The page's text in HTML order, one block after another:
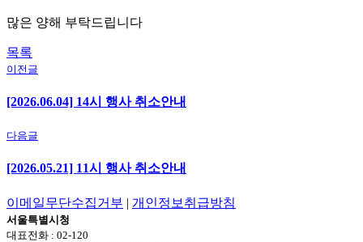
많은 양해 부탁드립니다
목록
이전글
[2026.06.04] 14시 행사 취소안내
다음글
[2026.05.21] 11시 행사 취소안내
이메일무단수집거부 | 개인정보취급방침
서울특별시청
대표전화 : 02-120